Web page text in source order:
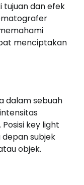
tujuan dan efek
menciptakan
dalam sebuah
key light
subjek
objek.